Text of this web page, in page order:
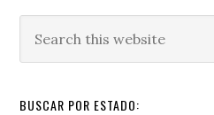
this
BUSCAR POR ESTADO: